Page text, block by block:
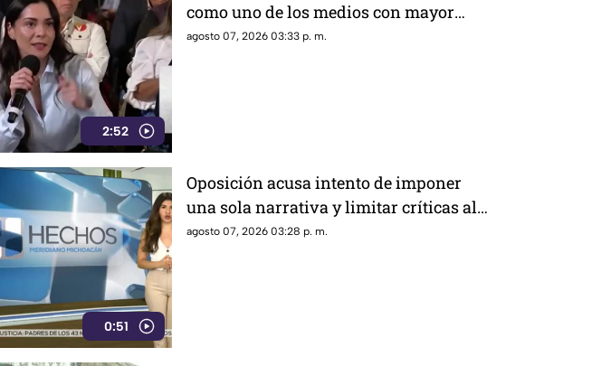
2:52
como uno de los medios con mayor
alcance en México, tras polémica por
agosto 07, 2026 03:33 p. m.
0:51
Oposición acusa intento de imponer
una sola narrativa y limitar críticas al
gobierno federal
agosto 07, 2026 03:28 p. m.